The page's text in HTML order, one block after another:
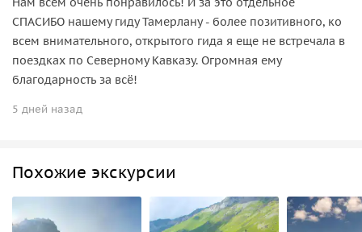
СПАСИБО нашему гиду Тамерлану - более позитивного, ко
всем внимательного, открытого гида я еще не встречала в
поездках по Северному Кавказу. Огромная ему
благодарность за всё!
5 дней назад
Похожие экскурсии